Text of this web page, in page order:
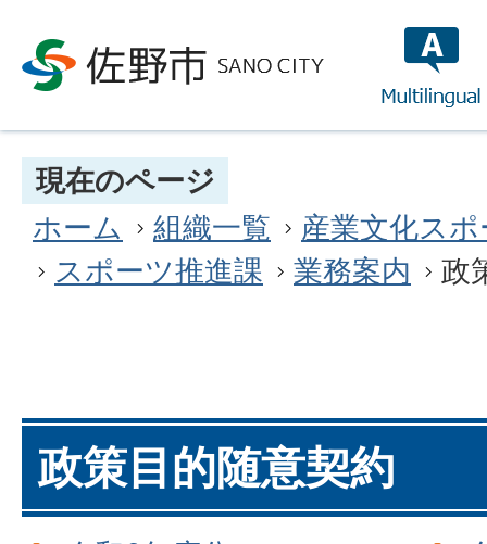
現在のページ
ホーム
組織一覧
産業文化ス
スポーツ推進課
業務案内 政
政策目的随意契約